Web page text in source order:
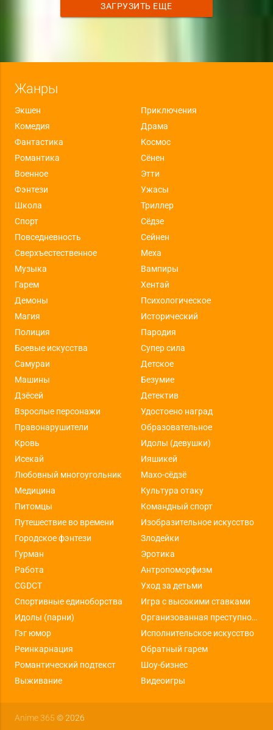
ЗАГРУЗИТЬ ЕЩЕ
Жанры
Экшен
Приключения
Комедия
Драма
Фантастика
Космос
Романтика
Сёнен
Военное
Этти
Фэнтези
Ужасы
Школа
Триллер
Спорт
Сёдзе
Повседневность
Сейнен
Сверхъестественное
Меха
Музыка
Вампиры
Гарем
Хентай
Демоны
Психологическое
Магия
Исторический
Полиция
Пародия
Боевые искусства
Супер сила
Самураи
Детское
Машины
Безумие
Дзёсей
Детектив
Взрослые персонажи
Удостоено наград
Правонарушители
Образовательное
Кровь
Идолы (девушки)
Исекай
Ияшикей
Любовный многоугольник
Махо-сёдзё
Медицина
Культура отаку
Питомцы
Командный спорт
Путешествие во времени
Изобразительное искусство
Городское фэнтези
Злодейки
Гурман
Эротика
Работа
Антропоморфизм
CGDCT
Уход за детьми
Спортивные единоборства
Игра с высокими ставками
Идолы (парни)
Организованная преступность
Гэг юмор
Исполнительское искусство
Реинкарнация
Обратный гарем
Романтический подтекст
Шоу-бизнес
Выживание
Видеоигры
Anime 365 © 2026